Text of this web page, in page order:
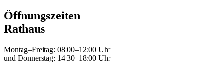
Öffnungszeiten
Rathaus
Montag–Freitag: 08:00–12:00 Uhr
und Donnerstag: 14:30–18:00 Uhr